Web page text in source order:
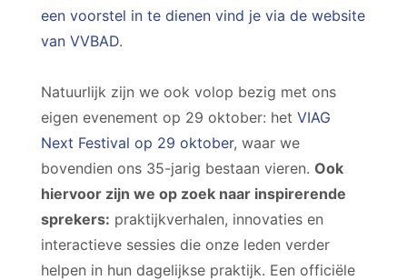
een voorstel in te dienen vind je via de website
van VVBAD.
Natuurlijk zijn we ook volop bezig met ons
eigen evenement op 29 oktober: het VIAG
Next Festival op 29 oktober, waar we
bovendien ons 35-jarig bestaan vieren. Ook
hiervoor zijn we op zoek naar inspirerende
sprekers: praktijkverhalen, innovaties en
interactieve sessies die onze leden verder
helpen in hun dagelijkse praktijk. Een officiële